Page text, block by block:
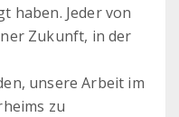
haben. Jeder von
Zukunft, in der
unsere Arbeit im
zu